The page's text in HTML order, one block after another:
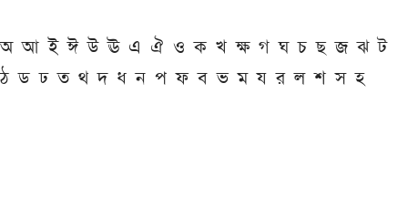
অ আ ই ঈ উ ঊ এ ঐ ও ক খ ক্ষ গ ঘ চ ছ জ ঝ ট
ঠ ড ঢ ত থ দ ধ ন প ফ ব ভ ম য র ল শ স হ